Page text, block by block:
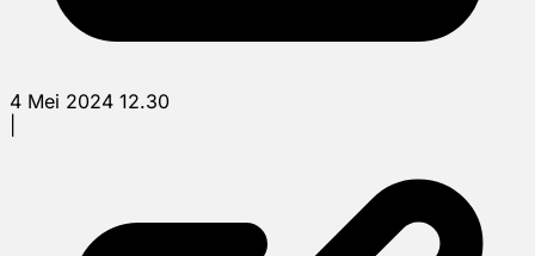
4 Mei 2024 12.30